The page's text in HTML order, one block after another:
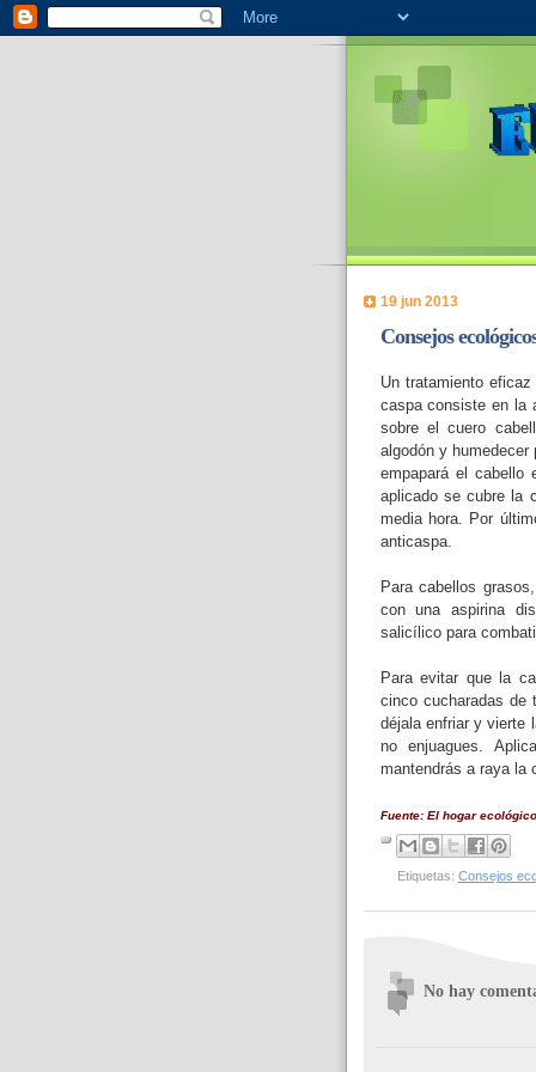
19 jun 2013
Consejos
Un tratamiento
caspa consiste en la
sobre el cuero
algodón y
empapará el cabello
aplicado se cubre la
media hora. Por
anticaspa.
Para cabellos
con una aspirina
salicílico para
Para evitar que la
cinco cucharadas de
déjala enfriar y vierte
no enjuagues.
mantendrás a raya la
Fuente: El hogar
Etiquetas: Consejos
No hay